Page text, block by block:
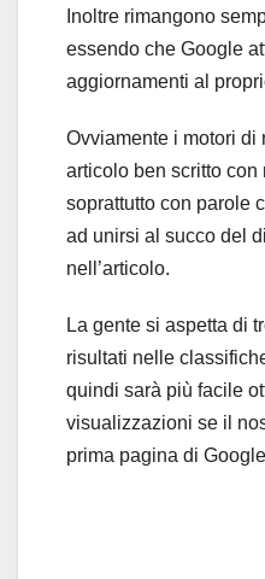
Inoltre rimangono
essendo che Google
aggiornamenti al
Ovviamente i motori di
articolo ben scritto con
soprattutto con parole
ad unirsi al succo del
nell’articolo.
La gente si aspetta di
risultati nelle
quindi sarà più facile
visualizzazioni se il
prima pagina di